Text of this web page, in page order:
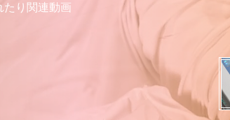
たり関連動画